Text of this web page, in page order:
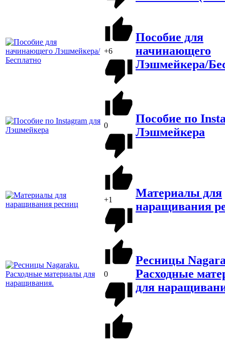
+6
Пособие для
начинающего
Лэшмейкера/
0
Пособие по
Лэшмейкера
+1
Материалы для
наращивания
0
Ресницы
Расходные
для